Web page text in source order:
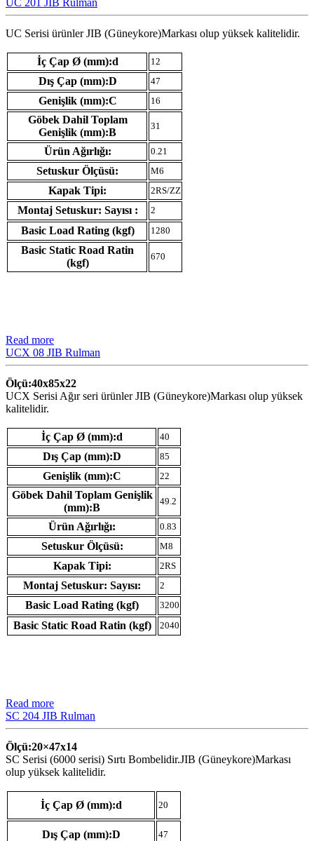
UC 201 JIB Rulman
UC Serisi ürünler JIB (Güneykore)Markası olup yüksek kalitelidir.
İç Çap Ø (mm):d 12
Dış Çap (mm):D 47
Genişlik (mm):C 16
Göbek Dahil Toplam
Genişlik (mm):B
31
Ürün Ağırlığı: 0.21
Setuskur Ölçüsü: M6
Kapak Tipi: 2RS/ZZ
Montaj Setuskur: Sayısı : 2
Basic Load Rating (kgf) 1280
Basic Static Road Ratin
(kgf)
670
Read more
UCX 08 JIB Rulman
Ölçü:40x85x22
UCX Serisi Ağır seri ürünler JIB (Güneykore)Markası olup yüksek
kalitelidir.
İç Çap Ø (mm):d 40
Dış Çap (mm):D 85
Genişlik (mm):C 22
Göbek Dahil Toplam Genişlik
(mm):B
49.2
Ürün Ağırlığı: 0.83
Setuskur Ölçüsü: M8
Kapak Tipi: 2RS
Montaj Setuskur: Sayısı: 2
Basic Load Rating (kgf) 3200
Basic Static Road Ratin (kgf) 2040
Read more
SC 204 JIB Rulman
Ölçü:20×47x14
SC Serisi (6000 serisi) Sırtı Bombelidir.JIB (Güneykore)Markası
olup yüksek kalitelidir.
İç Çap Ø (mm):d 20
Dış Çap (mm):D 47